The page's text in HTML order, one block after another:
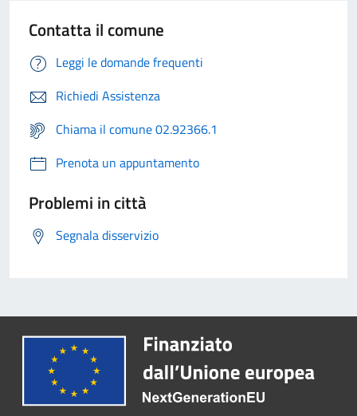
Contatta il comune
Leggi le domande frequenti
Richiedi Assistenza
Chiama il comune 02.92366.1
Prenota un appuntamento
Problemi in città
Segnala disservizio